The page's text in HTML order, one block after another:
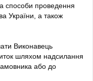
способи проведення
України, а також
Виконавець
шляхом надсилання
або до